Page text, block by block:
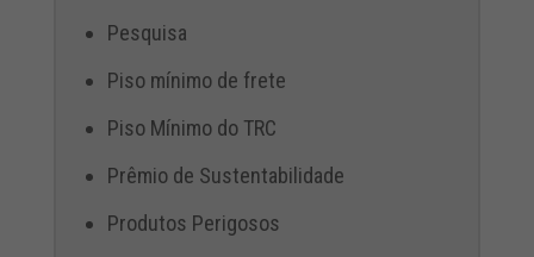
Pesquisa
Piso mínimo de frete
Piso Mínimo do TRC
Prêmio de Sustentabilidade
Produtos Perigosos